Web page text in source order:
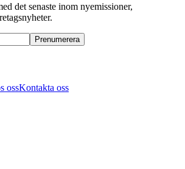
det senaste inom nyemissioner,
Prenumerera
ossKontakta oss